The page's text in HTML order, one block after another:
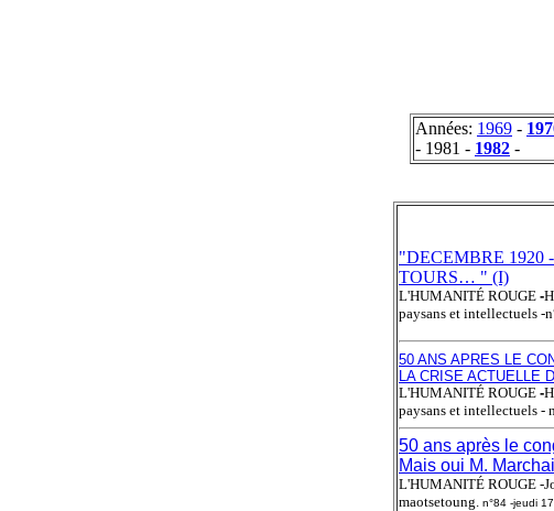
Années: 1969 -
- 1981 - 1982 -
"DECEMBRE 1920
TOURS… " (I)
L'HUMANITÉ ROUGE -
paysans et intellectuels -
50 ANS APRES LE
LA CRISE ACTUELLE
L'HUMANITÉ ROUGE -
paysans et intellectuels -
50 ans après le
Mais oui M.
L'HUMANITÉ ROUGE -
maotsetoung. n°84 -jeudi